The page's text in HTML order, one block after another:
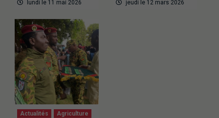
lundi le 11 mai 2026 jeudi le 12 mars 2026
Actualités
Agriculture